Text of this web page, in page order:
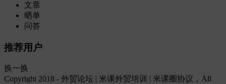
文章
晒单
问答
推荐用户
换一换
Copyright 2018 - 外贸论坛 | 米课外贸培训 | 米课圈协议，All